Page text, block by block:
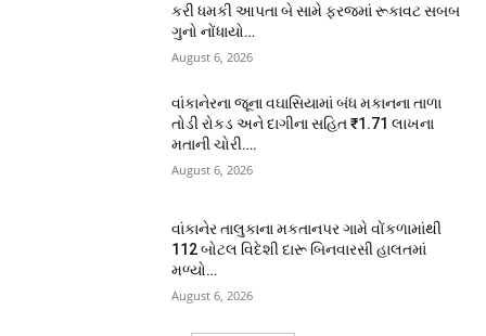
કરી ધમકી આપતા બે સામે ફરજમાં રૂકાવટ સબબ
ગુનો નોંધાયો…
August 6, 2026
વાંકાનેરના જૂના વઘાસિયામાં બંધ મકાનના તાળા
તોડી રોકડ અને દાગીના સહિત ₹1.71 લાખના
મતાની ચોરી….
August 6, 2026
વાંકાનેર તાલુકાના મકતાનપર ગામે વોંકળામાંથી
112 બોટલ વિદેશી દારૂ બિનવારસી હાલતમાં
મળ્યો…
August 6, 2026